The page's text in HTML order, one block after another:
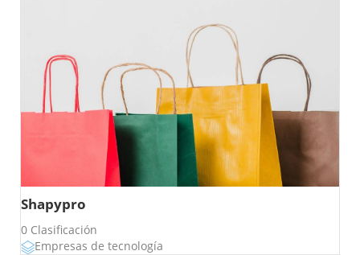
Shapypro
0 Clasificación
Empresas de tecnología